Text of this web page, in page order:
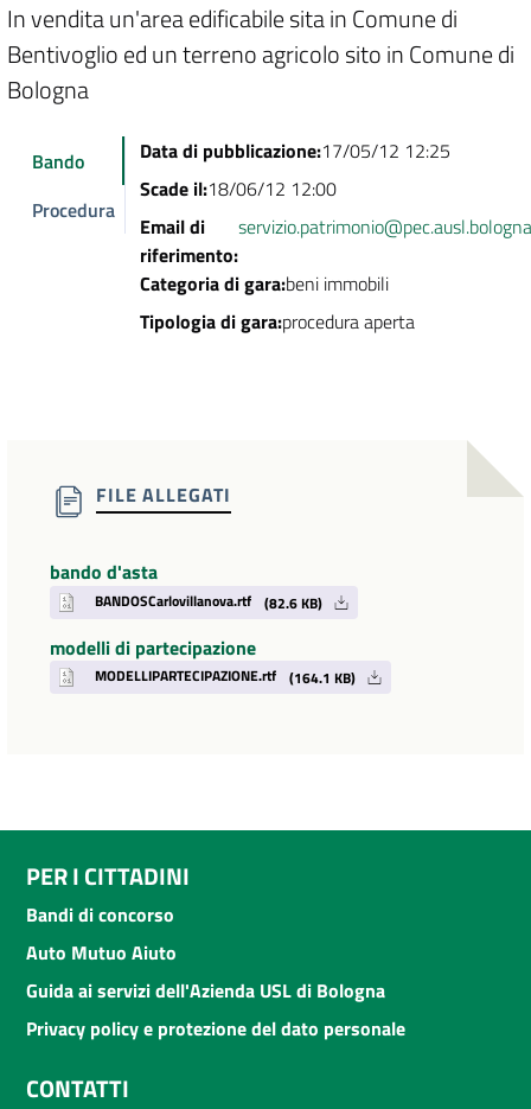
In vendita un'area edificabile sita in Comune di
Bentivoglio ed un terreno agricolo sito in Comune di
Bologna
Bando
Procedura
Data di pubblicazione:17/05/12 12:25
Scade il:18/06/12 12:00
Email di
riferimento:
Categoria di gara:beni immobili
Tipologia di gara:procedura aperta
FILE ALLEGATI
bando d'asta
BANDOSCarlovillanova.rtf (82.6 KB)
modelli di partecipazione
MODELLIPARTECIPAZIONE.rtf (164.1 KB)
PER I CITTADINI
Bandi di concorso
Auto Mutuo Aiuto
Guida ai servizi dell'Azienda USL di Bologna
Privacy policy e protezione del dato personale
CONTATTI